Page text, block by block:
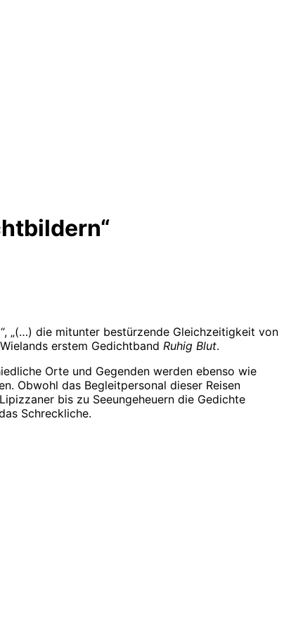
„(…) die mitunter bestürzende Gleichzeitigkeit von
erstem Gedichtband Ruhig Blut.
Orte und Gegenden werden ebenso wie
Obwohl das Begleitpersonal dieser Reisen
bis zu Seeungeheuern die Gedichte
Schreckliche.